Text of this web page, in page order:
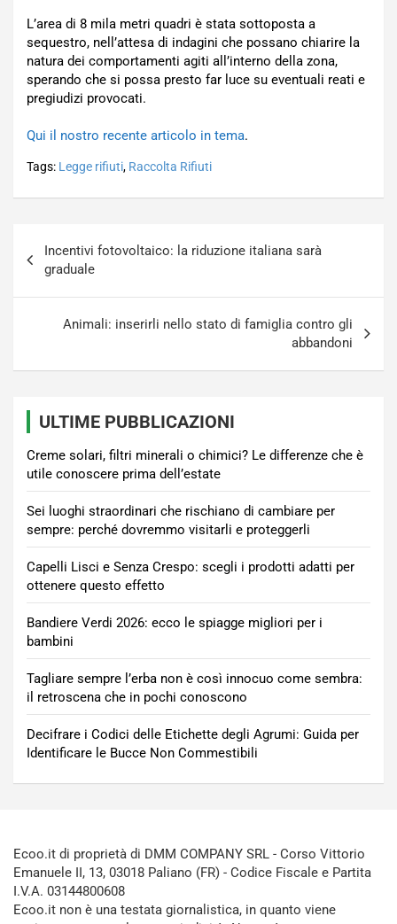
L’area di 8 mila metri quadri è stata sottoposta a
sequestro, nell’attesa di indagini che possano chiarire la
natura dei comportamenti agiti all’interno della zona,
sperando che si possa presto far luce su eventuali reati e
pregiudizi provocati.
Qui il nostro recente articolo in tema.
Tags: Legge rifiuti, Raccolta Rifiuti
articoli
Incentivi fotovoltaico: la riduzione italiana sarà
graduale
Animali: inserirli nello stato di famiglia contro gli
abbandoni
ULTIME PUBBLICAZIONI
Creme solari, filtri minerali o chimici? Le differenze che è
utile conoscere prima dell’estate
Sei luoghi straordinari che rischiano di cambiare per
sempre: perché dovremmo visitarli e proteggerli
Capelli Lisci e Senza Crespo: scegli i prodotti adatti per
ottenere questo effetto
Bandiere Verdi 2026: ecco le spiagge migliori per i
bambini
Tagliare sempre l’erba non è così innocuo come sembra:
il retroscena che in pochi conoscono
Decifrare i Codici delle Etichette degli Agrumi: Guida per
Identificare le Bucce Non Commestibili
Ecoo.it di proprietà di DMM COMPANY SRL - Corso Vittorio
Emanuele II, 13, 03018 Paliano (FR) - Codice Fiscale e Partita
I.V.A. 03144800608
Ecoo.it non è una testata giornalistica, in quanto viene